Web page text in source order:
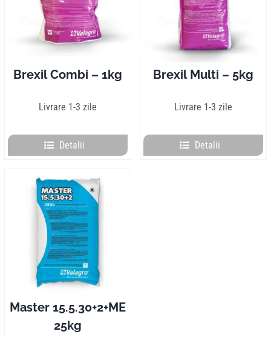
Brexil Combi – 1kg
Livrare 1-3 zile
Detalii
Brexil Multi – 5kg
Livrare 1-3 zile
Detalii
Master 15.5.30+2+ME
25kg